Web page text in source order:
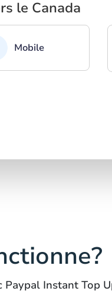
le Canada
Mobile
Instant Top